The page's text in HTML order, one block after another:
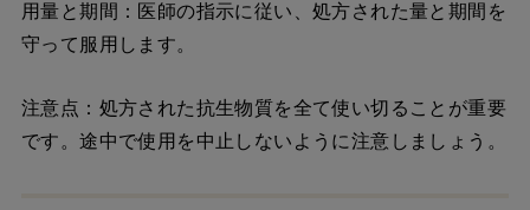
用量と期間：医師の指示に従い、処方された量と期間を
守って服用します。
注意点：処方された抗生物質を全て使い切ることが重要
です。途中で使用を中止しないように注意しましょう。